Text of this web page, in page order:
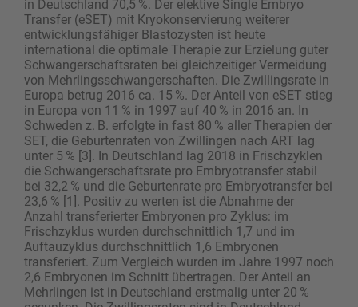
in Deutschland 70,5 %. Der elektive Single Embryo
Transfer (eSET) mit Kryokonservierung weiterer
entwicklungsfähiger Blastozysten ist heute
international die optimale Therapie zur Erzielung guter
Schwangerschaftsraten bei gleichzeitiger Vermeidung
von Mehrlingsschwangerschaften. Die Zwillingsrate in
Europa betrug 2016 ca. 15 %. Der Anteil von eSET stieg
in Europa von 11 % in 1997 auf 40 % in 2016 an. In
Schweden z. B. erfolgte in fast 80 % aller Therapien der
SET, die Geburtenraten von Zwillingen nach ART lag
unter 5 % [3]. In Deutschland lag 2018 in Frischzyklen
die Schwangerschaftsrate pro Embryotransfer stabil
bei 32,2 % und die Geburtenrate pro Embryotransfer bei
23,6 % [1]. Positiv zu werten ist die Abnahme der
Anzahl transferierter Embryonen pro Zyklus: im
Frischzyklus wurden durchschnittlich 1,7 und im
Auftauzyklus durchschnittlich 1,6 Embryonen
transferiert. Zum Vergleich wurden im Jahre 1997 noch
2,6 Embryonen im Schnitt übertragen. Der Anteil an
Mehrlingen ist in Deutschland erstmalig unter 20 %